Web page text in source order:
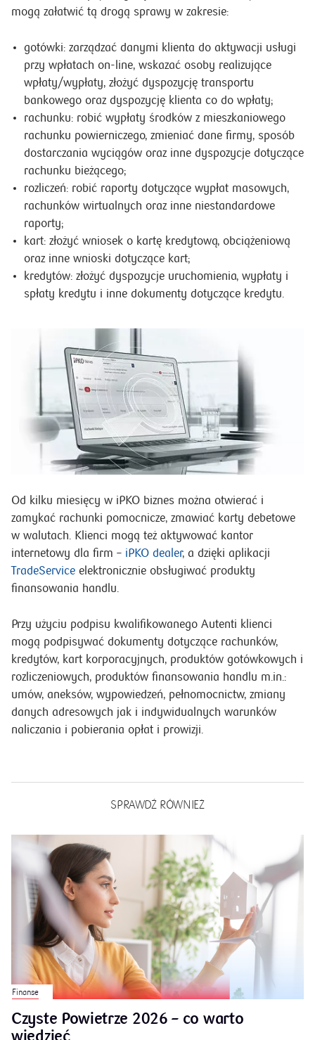
mogą załatwić tą drogą sprawy w zakresie:
gotówki: zarządzać danymi klienta do aktywacji usługi
przy wpłatach on-line, wskazać osoby realizujące
wpłaty/wypłaty, złożyć dyspozycję transportu
bankowego oraz dyspozycję klienta co do wpłaty;
rachunku: robić wypłaty środków z mieszkaniowego
rachunku powierniczego, zmieniać dane firmy, sposób
dostarczania wyciągów oraz inne dyspozycje dotyczące
rachunku bieżącego;
rozliczeń: robić raporty dotyczące wypłat masowych,
rachunków wirtualnych oraz inne niestandardowe
raporty;
kart: złożyć wniosek o kartę kredytową, obciążeniową
oraz inne wnioski dotyczące kart;
kredytów: złożyć dyspozycje uruchomienia, wypłaty i
Od kilku miesięcy w iPKO biznes można otwierać i
zamykać rachunki pomocnicze, zmawiać karty debetowe
w walutach. Klienci mogą też aktywować kantor
internetowy dla firm –
finansowania handlu.
Przy użyciu podpisu kwalifikowanego Autenti klienci
mogą podpisywać dokumenty dotyczące rachunków,
kredytów, kart korporacyjnych, produktów gotówkowych i
rozliczeniowych, produktów finansowania handlu m.in.:
umów, aneksów, wypowiedzeń, pełnomocnictw, zmiany
danych adresowych jak i indywidualnych warunków
SPRAWDŹ RÓWNIEŻ
Finanse